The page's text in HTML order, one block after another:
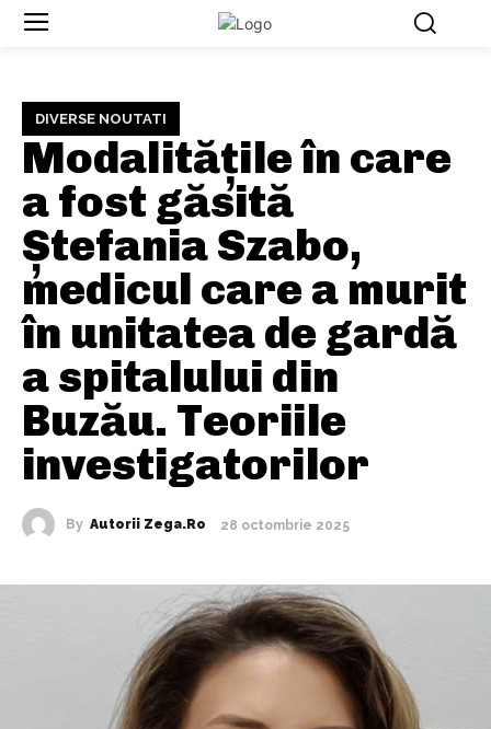
DIVERSE NOUTATI
Modalitățile în care
a fost găsită
Ștefania Szabo,
medicul care a murit
în unitatea de gardă
a spitalului din
Buzău. Teoriile
investigatorilor
By Autorii Zega.ro 28 octombrie 2025